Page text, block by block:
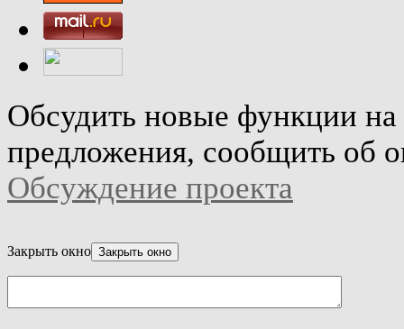
Обсудить новые функции на
предложения, сообщить об
Обсуждение проекта
Закрыть окно